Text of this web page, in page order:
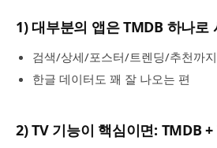
1) 대부분의 앱은 TMDB 하나로
검색/상세/포스터/트렌딩/추천까
한글 데이터도 꽤 잘 나오는 편
2) TV 기능이 핵심이면: TMDB